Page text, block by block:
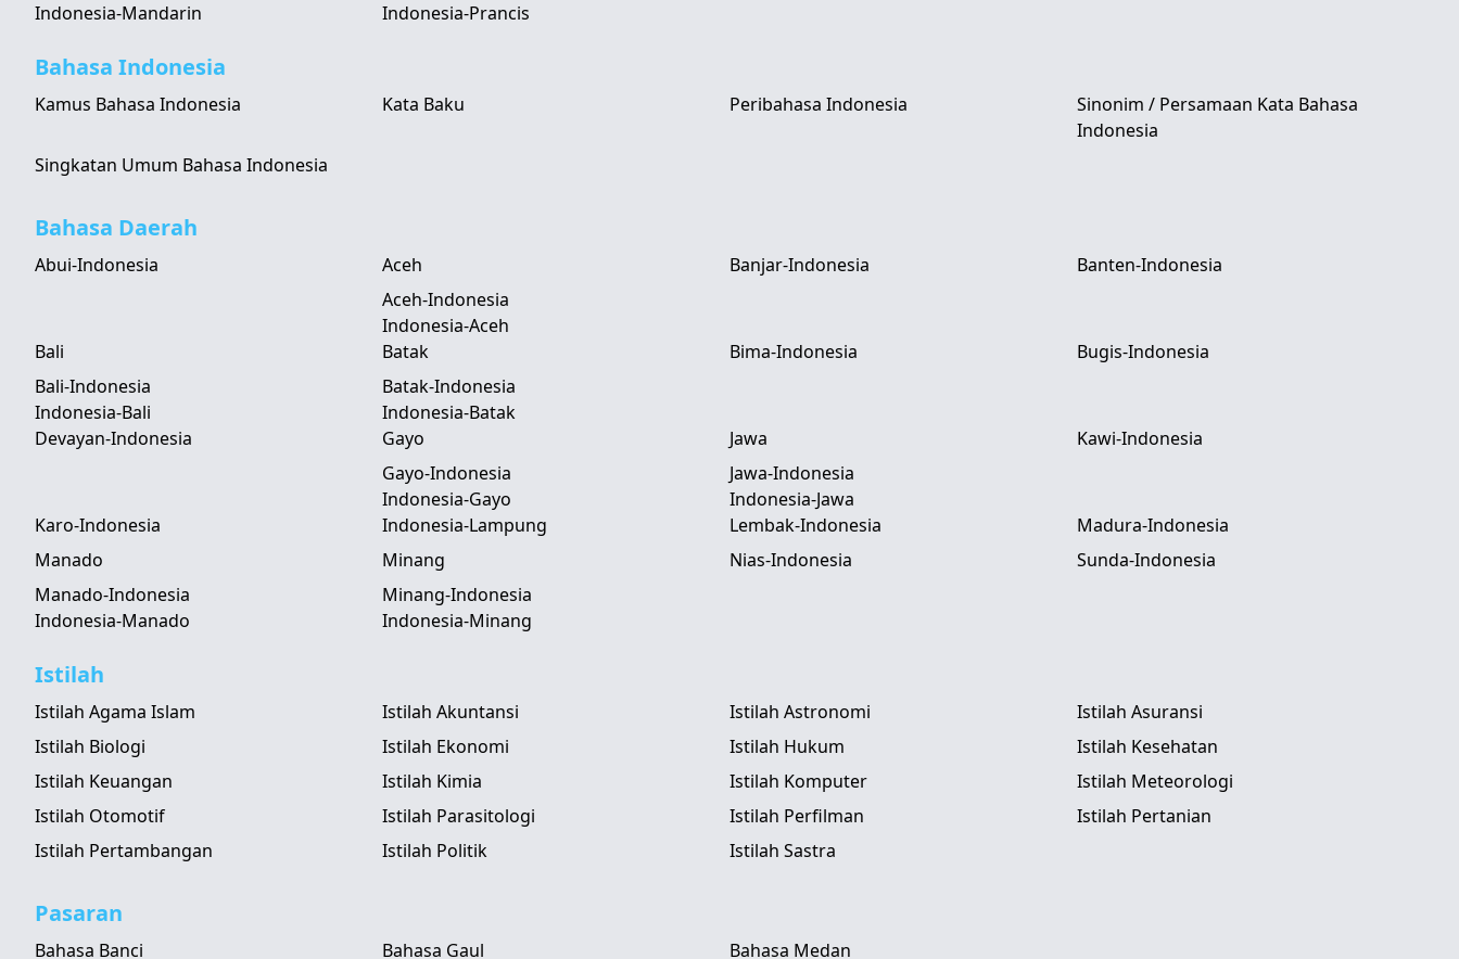
Indonesia-Mandarin
Indonesia-Prancis
Bahasa Indonesia
Kamus Bahasa Indonesia Kata Baku Peribahasa Indonesia
Sinonim / Persamaan Kata Bahasa
Indonesia
Singkatan Umum Bahasa Indonesia
Bahasa Daerah
Abui-Indonesia
Aceh
Aceh-Indonesia
Indonesia-Aceh
Banjar-Indonesia Banten-Indonesia
Bali
Bali-Indonesia
Indonesia-Bali
Batak
Batak-Indonesia
Indonesia-Batak
Bima-Indonesia Bugis-Indonesia
Devayan-Indonesia
Gayo
Gayo-Indonesia
Indonesia-Gayo
Jawa
Jawa-Indonesia
Indonesia-Jawa
Kawi-Indonesia
Karo-Indonesia Indonesia-Lampung Lembak-Indonesia
Madura-Indonesia
Manado
Manado-Indonesia
Indonesia-Manado
Minang
Minang-Indonesia
Indonesia-Minang
Nias-Indonesia Sunda-Indonesia
Istilah
Istilah Agama Islam Istilah Akuntansi Istilah Astronomi
Istilah Asuransi
Istilah Biologi
Istilah Ekonomi Istilah Hukum
Istilah Kesehatan
Istilah Keuangan
Istilah Kimia Istilah Komputer
Istilah Meteorologi
Istilah Otomotif
Istilah Parasitologi Istilah Perfilman
Istilah Pertanian
Istilah Pertambangan
Istilah Politik Istilah Sastra
Pasaran
Bahasa Banci Bahasa Gaul Bahasa Medan